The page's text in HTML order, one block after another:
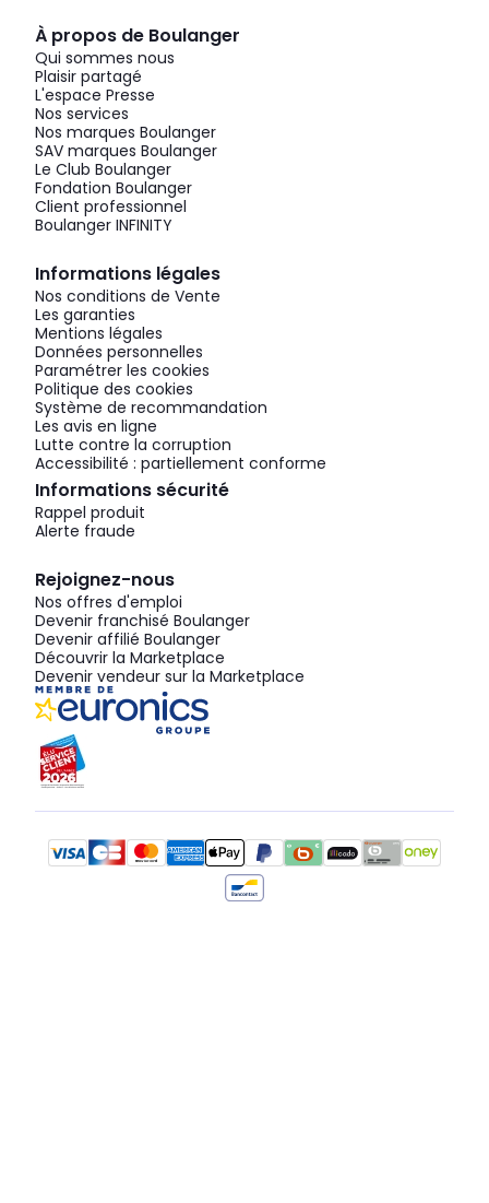
À propos de Boulanger
Qui sommes nous
Plaisir partagé
L'espace Presse
Nos services
Nos marques Boulanger
SAV marques Boulanger
Le Club Boulanger
Fondation Boulanger
Client professionnel
Boulanger INFINITY
Informations légales
Nos conditions de Vente
Les garanties
Mentions légales
Données personnelles
Paramétrer les cookies
Politique des cookies
Système de recommandation
Les avis en ligne
Lutte contre la corruption
Accessibilité : partiellement conforme
Informations sécurité
Rappel produit
Alerte fraude
Rejoignez-nous
Nos offres d'emploi
Devenir franchisé Boulanger
Devenir affilié Boulanger
Découvrir la Marketplace
Devenir vendeur sur la Marketplace